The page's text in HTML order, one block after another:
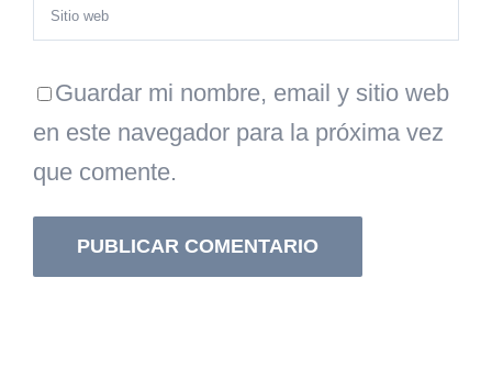
Guardar mi nombre, email y sitio web
en este navegador para la próxima vez
que comente.